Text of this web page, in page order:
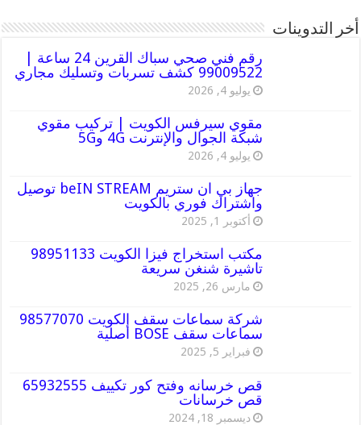
أخر التدوينات
رقم فني صحي سباك القرين 24 ساعة |
99009522 كشف تسربات وتسليك مجاري
يوليو 4, 2026
مقوي سيرفس الكويت | تركيب مقوي
شبكة الجوال والإنترنت 4G و5G
يوليو 4, 2026
جهاز بي ان ستريم beIN STREAM توصيل
واشتراك فوري بالكويت
أكتوبر 1, 2025
مكتب استخراج فيزا الكويت 98951133
تاشيرة شنغن سريعة
مارس 26, 2025
شركة سماعات سقف الكويت 98577070
سماعات سقف BOSE أصلية
فبراير 5, 2025
قص خرسانه وفتح كور تكييف 65932555
قص خرسانات
ديسمبر 18, 2024